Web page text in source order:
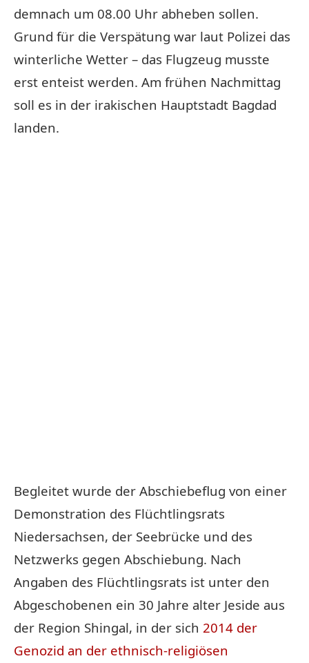
demnach um 08.00 Uhr abheben sollen.
Grund für die Verspätung war laut Polizei das
winterliche Wetter – das Flugzeug musste
erst enteist werden. Am frühen Nachmittag
soll es in der irakischen Hauptstadt Bagdad
landen.
Begleitet wurde der Abschiebeflug von einer
Demonstration des Flüchtlingsrats
Niedersachsen, der Seebrücke und des
Netzwerks gegen Abschiebung. Nach
Angaben des Flüchtlingsrats ist unter den
Abgeschobenen ein 30 Jahre alter Jeside aus
der Region Shingal, in der sich 2014 der
Genozid an der ethnisch-religiösen